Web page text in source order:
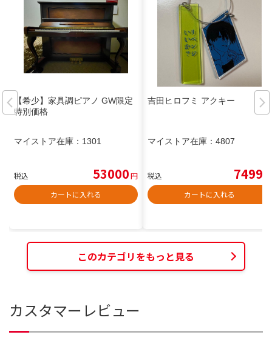
【希少】家具調ピアノ GW限定
特別価格
マイストア在庫： 1301
税込 53000円
カートに入れる
吉田ヒロフミ アクキー
マイストア在庫： 4807
税込 7499
カートに入れる
このカテゴリをもっと見る
カスタマーレビュー